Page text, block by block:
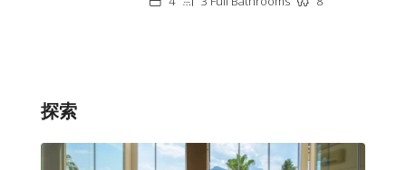
探索